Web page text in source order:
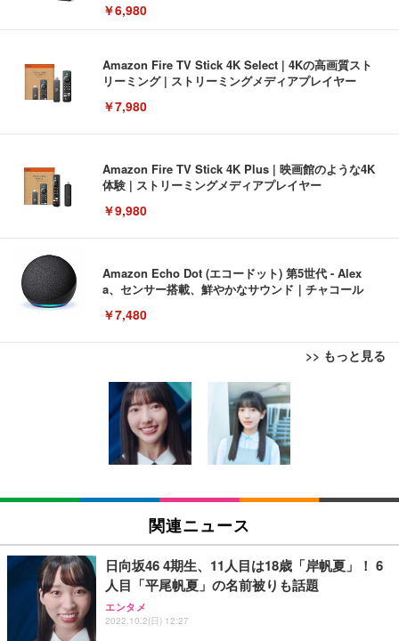
￥6,980
Amazon Fire TV Stick 4K Select | 4Kの高画質スト
リーミング | ストリーミングメディアプレイヤー
￥7,980
Amazon Fire TV Stick 4K Plus | 映画館のような4K
体験 | ストリーミングメディアプレイヤー
￥9,980
Amazon Echo Dot (エコードット) 第5世代 - Alex
a、センサー搭載、鮮やかなサウンド｜チャコール
￥7,480
>> もっと見る
[EdoErgo] オフィスチェア 椅子 テレワーク 疲れな
い 跳ね上げ式アームレスト コンパクト 約105度ロッ
キング pc 事務椅子 360度回転 座面昇降 強化ナイロ
ン樹脂ベース 通気性メッシュ 在宅ワーク H-WY01
(黒網+黒枠+黒足)
￥5,699
SIHOO B100 オフィスチェア／デスクチェア メッシ
ュチェア 人間工学 疲れない ブラック
￥27,999
Sezlife オフィスチェア デスクチェア 疲れない テレ
ワーク チェア 強化バックレスト 30度ロッキング機
能 人間工学 椅子 腰サポート 90度跳ね上げ式アーム
EIZO ビジネス向けプレミアムモニター | FlexScan
EV3240X-WT | 31.5型4K UHD・USB Type-C・ホワ
イト
￥105,595
EIZO ビジネス向けプレミアムモニター | FlexScan
【純正品】27"ゲーミングモニター DualSense 充電
フック付き（CFI-ZDM1J）
Amazonベーシック ペットシーツ 薄型 レギュラー 1
回使い捨て 無香料 ホワイト 300枚
￥3,373
Amazonベーシック ペットシーツ 厚型 ワイド 42枚
x2袋(84枚) ホワイト(吸収面:ライトブルー)
￥3,234
ネオ・ルーライフ ネオ・オムツ L 中型犬用 26枚入
り 単品
関連ニュース
日向坂46 4期生、11人目は18歳「岸帆夏」！ 6
人目「平尾帆夏」の名前被りも話題
エンタメ
2022.10.2(日) 12:27